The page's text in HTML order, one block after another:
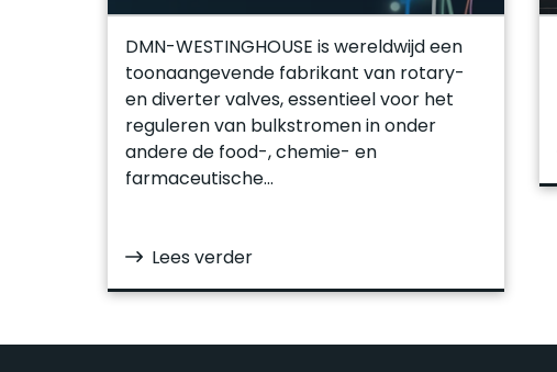
DMN-WESTINGHOUSE is wereldwijd een
toonaangevende fabrikant van rotary-
en diverter valves, essentieel voor het
reguleren van bulkstromen in onder
andere de food-, chemie- en
farmaceutische...
Lees verder